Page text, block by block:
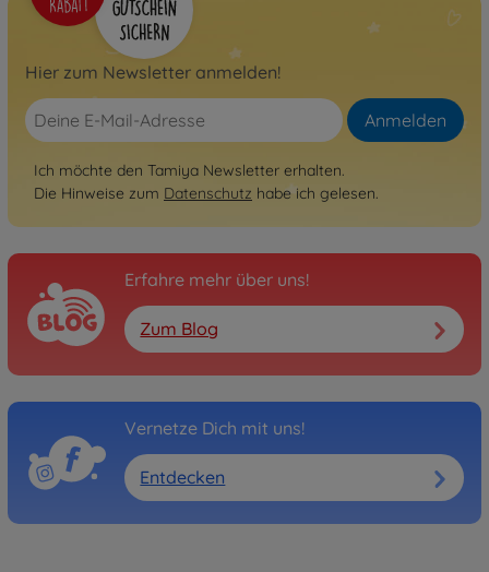
Hier zum Newsletter anmelden!
Anmelden
Ich möchte den Tamiya Newsletter erhalten.
Die Hinweise zum Datenschutz habe ich gelesen.
Erfahre mehr über uns!
Zum Blog
Vernetze Dich mit uns!
Entdecken